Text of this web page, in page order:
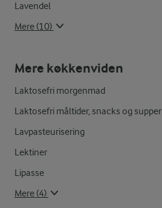
Lavendel
Mere (10)
Mere køkkenviden
Laktosefri morgenmad
Laktosefri måltider, snacks og supper
Lavpasteurisering
Lektiner
Lipasse
Mere (4)